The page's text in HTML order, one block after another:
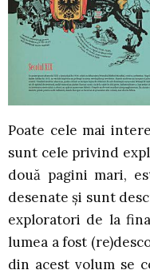
Poate cele mai
sunt cele privind
două pagini mari,
desenate și sunt
exploratori de la
lumea a fost
din acest volum se